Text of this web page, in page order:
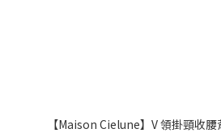
【Maison Cielune】V 領掛頸收